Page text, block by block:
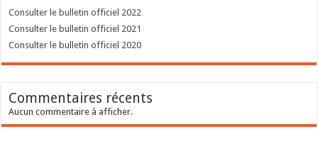
Consulter le bulletin officiel 2022
Consulter le bulletin officiel 2021
Consulter le bulletin officiel 2020
Commentaires récents
Aucun commentaire à afficher.